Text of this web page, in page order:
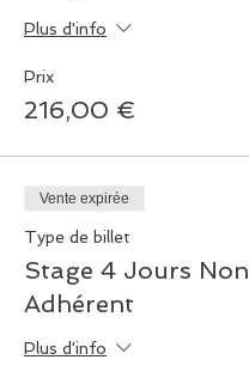
Plus d'info
Prix
216,00 €
Vente expirée
Type de billet
Stage 4 Jours Non
Adhérent
Plus d'info